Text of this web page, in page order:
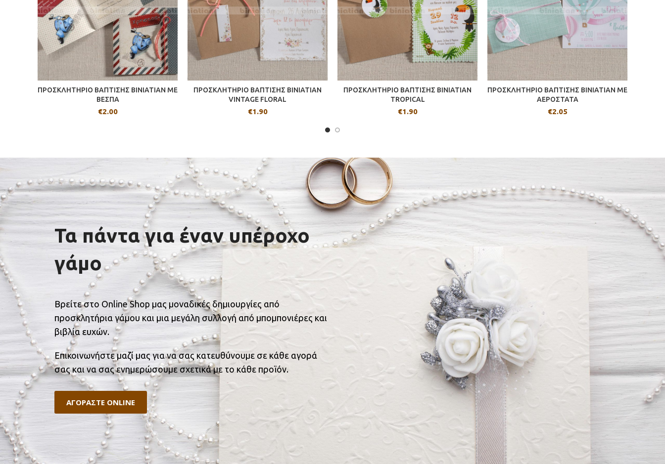
ΠΡΟΣΚΛΗΤΗΡΙΟ ΒΑΠΤΙΣΗΣ BINIATIAN ME
ΒΕΣΠΑ
€2.00
ΠΡΟΣΚΛΗΤΗΡΙΟ ΒΑΠΤΙΣΗΣ BINIATIAN
VINTAGE FLORAL
€1.90
ΠΡΟΣΚΛΗΤΗΡΙΟ ΒΑΠΤΙΣΗΣ BINIATIAN
TROPICAL
€1.90
ΠΡΟΣΚΛΗΤΗΡΙΟ ΒΑΠΤΙΣΗΣ BINIATIAN ΜΕ
ΑΕΡΟΣΤΑΤΑ
€2.05
Τα πάντα για έναν υπέροχο
γάμο
Βρείτε στο Online Shop μας μοναδικές δημιουργίες από
προσκλητήρια γάμου και μια μεγάλη συλλογή από μπομπονιέρες και
βιβλία ευχών.
Επικοινωνήστε μαζί μας για να σας κατευθύνουμε σε κάθε αγορά
σας και να σας ενημερώσουμε σχετικά με το κάθε προϊόν.
ΑΓΟΡΑΣΤΕ ONLINE